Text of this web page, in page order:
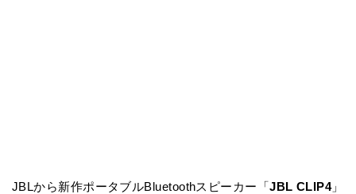
JBLから新作ポータブルBluetoothスピーカー「JBL CLIP4」